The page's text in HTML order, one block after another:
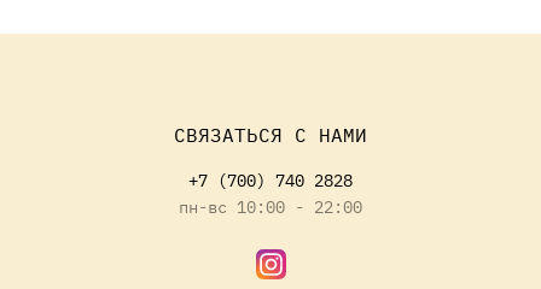
СВЯЗАТЬСЯ С НАМИ
+7 (700) 740 2828
пн-вс 10:00 - 22:00